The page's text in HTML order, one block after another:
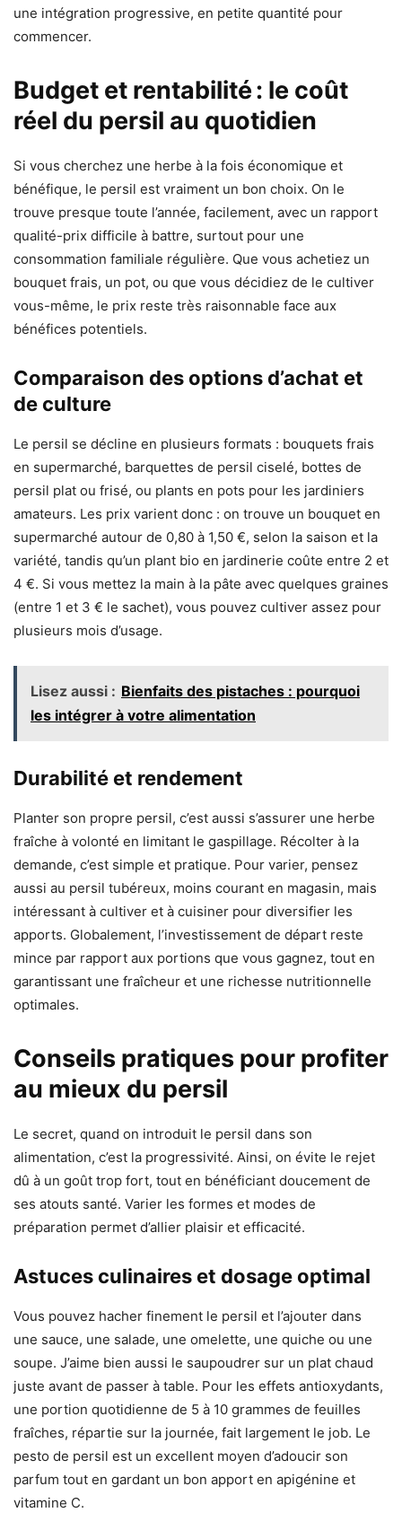
une intégration progressive, en petite quantité pour
commencer.
Budget et rentabilité : le coût
réel du persil au quotidien
Si vous cherchez une herbe à la fois économique et
bénéfique, le persil est vraiment un bon choix. On le
trouve presque toute l’année, facilement, avec un rapport
qualité-prix difficile à battre, surtout pour une
consommation familiale régulière. Que vous achetiez un
bouquet frais, un pot, ou que vous décidiez de le cultiver
vous-même, le prix reste très raisonnable face aux
bénéfices potentiels.
Comparaison des options d’achat et
de culture
Le persil se décline en plusieurs formats : bouquets frais
en supermarché, barquettes de persil ciselé, bottes de
persil plat ou frisé, ou plants en pots pour les jardiniers
amateurs. Les prix varient donc : on trouve un bouquet en
supermarché autour de 0,80 à 1,50 €, selon la saison et la
variété, tandis qu’un plant bio en jardinerie coûte entre 2 et
4 €. Si vous mettez la main à la pâte avec quelques graines
(entre 1 et 3 € le sachet), vous pouvez cultiver assez pour
plusieurs mois d’usage.
Lisez aussi : Bienfaits des pistaches : pourquoi
les intégrer à votre alimentation
Durabilité et rendement
Planter son propre persil, c’est aussi s’assurer une herbe
fraîche à volonté en limitant le gaspillage. Récolter à la
demande, c’est simple et pratique. Pour varier, pensez
aussi au persil tubéreux, moins courant en magasin, mais
intéressant à cultiver et à cuisiner pour diversifier les
apports. Globalement, l’investissement de départ reste
mince par rapport aux portions que vous gagnez, tout en
garantissant une fraîcheur et une richesse nutritionnelle
optimales.
Conseils pratiques pour profiter
au mieux du persil
Le secret, quand on introduit le persil dans son
alimentation, c’est la progressivité. Ainsi, on évite le rejet
dû à un goût trop fort, tout en bénéficiant doucement de
ses atouts santé. Varier les formes et modes de
préparation permet d’allier plaisir et efficacité.
Astuces culinaires et dosage optimal
Vous pouvez hacher finement le persil et l’ajouter dans
une sauce, une salade, une omelette, une quiche ou une
soupe. J’aime bien aussi le saupoudrer sur un plat chaud
juste avant de passer à table. Pour les effets antioxydants,
une portion quotidienne de 5 à 10 grammes de feuilles
fraîches, répartie sur la journée, fait largement le job. Le
pesto de persil est un excellent moyen d’adoucir son
parfum tout en gardant un bon apport en apigénine et
vitamine C.